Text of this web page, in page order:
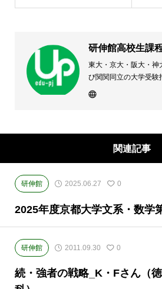
研伸館高校生課
東大・京大・阪大・神
び関関同立の大学受験
ださい。 大阪(上本町
関連記事
研伸館 2025.06.27 0
2025年度京都大学文系・数学
研伸館 2011.09.30 0
続・強者の戦略_K・Fさん（